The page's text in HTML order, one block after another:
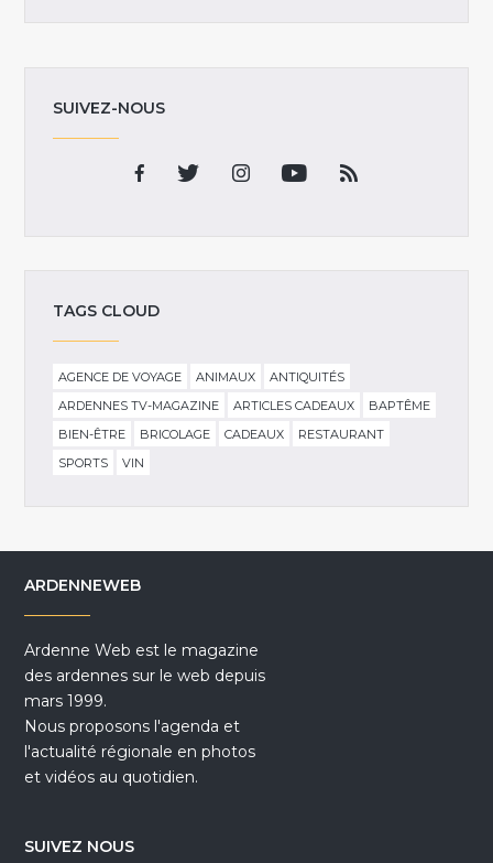
SUIVEZ-NOUS
TAGS CLOUD
AGENCE DE VOYAGE ANIMAUX
ANTIQUITÉS
ARDENNES TV-MAGAZINE
ARTICLES CADEAUX
BAPTÊME
BIEN-ÊTRE
BRICOLAGE CADEAUX
RESTAURANT
SPORTS
VIN
ARDENNEWEB
Ardenne Web est le magazine
des ardennes sur le web depuis
mars 1999.
Nous proposons l'agenda et
l'actualité régionale en photos
et vidéos au quotidien.
SUIVEZ NOUS